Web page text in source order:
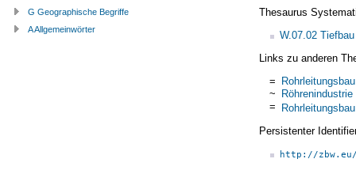
Thesaurus
W.07.02 Tiefbau
Links zu anderen
= Rohrleitungsbau
~ Röhrenindustrie
= Rohrleitungsbau
Persistenter
http://
G Geographische Begriffe
A Allgemeinwörter